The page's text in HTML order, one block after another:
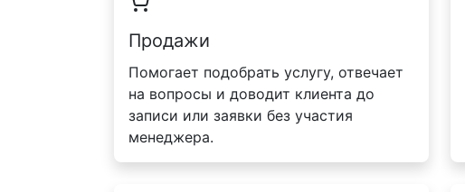
Продажи
Помогает подобрать услугу, отвечает
на вопросы и доводит клиента до
записи или заявки без участия
менеджера.